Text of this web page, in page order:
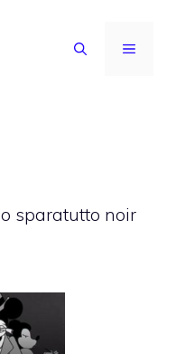
MENU
sparatutto noir